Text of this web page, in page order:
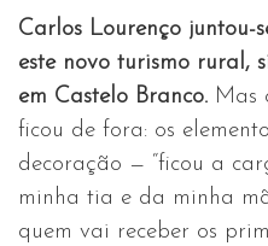
Carlos Lourenço
este novo turismo rural,
em Castelo Branco. Mas
ficou de fora: os
decoração — “ficou a
minha tia e da minha
quem vai receber os